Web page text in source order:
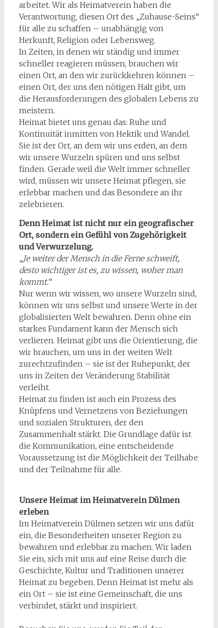
arbeitet. Wir als Heimatverein haben die
Verantwortung, diesen Ort des „Zuhause-Seins“
für alle zu schaffen – unabhängig von
Herkunft, Religion oder Lebensweg.
In Zeiten, in denen wir ständig und immer
schneller reagieren müssen, brauchen wir
einen Ort, an den wir zurückkehren können –
einen Ort, der uns den nötigen Halt gibt, um
die Herausforderungen des globalen Lebens zu
meistern.
Heimat bietet uns genau das: Ruhe und
Kontinuität inmitten von Hektik und Wandel.
Sie ist der Ort, an dem wir uns erden, an dem
wir unsere Wurzeln spüren und uns selbst
finden. Gerade weil die Welt immer schneller
wird, müssen wir unsere Heimat pflegen, sie
erlebbar machen und das Besondere an ihr
zelebrieren.
Denn Heimat ist nicht nur ein geografischer
Ort, sondern ein Gefühl von Zugehörigkeit
und Verwurzelung.
„Je weiter der Mensch in die Ferne schweift,
desto wichtiger ist es, zu wissen, woher man
kommt.“
Nur wenn wir wissen, wo unsere Wurzeln sind,
können wir uns selbst und unsere Werte in der
globalisierten Welt bewahren. Denn ohne ein
starkes Fundament kann der Mensch sich
verlieren. Heimat gibt uns die Orientierung, die
wir brauchen, um uns in der weiten Welt
zurechtzufinden – sie ist der Ruhepunkt, der
uns in Zeiten der Veränderung Stabilität
verleiht.
Heimat zu finden ist auch ein Prozess des
Knüpfens und Vernetzens von Beziehungen
und sozialen Strukturen, der den
Zusammenhalt stärkt. Die Grundlage dafür ist
die Kommunikation, eine entscheidende
Voraussetzung ist die Möglichkeit der Teilhabe
und der Teilnahme für alle.
Unsere Heimat im Heimatverein Dülmen
erleben
Im Heimatverein Dülmen setzen wir uns dafür
ein, die Besonderheiten unserer Region zu
bewahren und erlebbar zu machen. Wir laden
Sie ein, sich mit uns auf eine Reise durch die
Geschichte, Kultur und Traditionen unserer
Heimat zu begeben. Denn Heimat ist mehr als
ein Ort – sie ist eine Gemeinschaft, die uns
verbindet, stärkt und inspiriert.